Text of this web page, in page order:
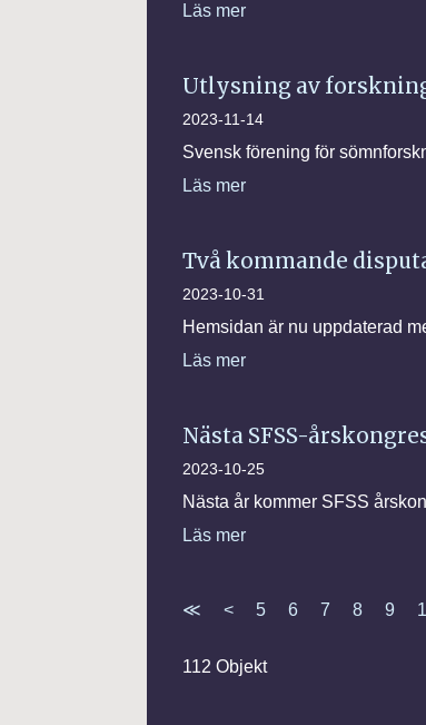
Läs mer
Utlysning av
2023-11-14
Svensk förening för
Läs mer
Två kommande
2023-10-31
Hemsidan är nu uppdaterad
Läs mer
Nästa SFSS-
2023-10-25
Nästa år kommer SFSS
Läs mer
≪ < 5 6 7 8 9
112 Objekt